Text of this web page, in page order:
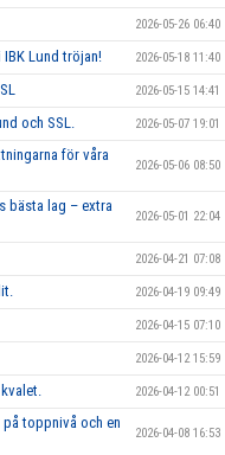
2026-05-26 06:40
Lund tröjan! 2026-05-18 11:40
2026-05-15 14:41
och SSL. 2026-05-07 19:01
för våra
2026-05-06 08:50
bästa lag – extra
2026-05-01 22:04
2026-04-21 07:08
2026-04-19 09:49
2026-04-15 07:10
2026-04-12 15:59
2026-04-12 00:51
toppnivå och en
2026-04-08 16:53